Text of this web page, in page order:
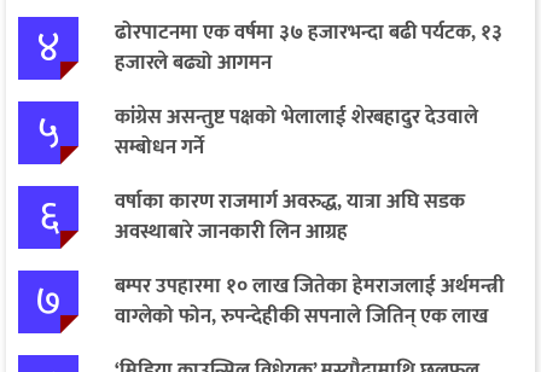
४
ढोरपाटनमा एक वर्षमा ३७ हजारभन्दा बढी पर्यटक, १३
हजारले बढ्यो आगमन
५
कांग्रेस असन्तुष्ट पक्षको भेलालाई शेरबहादुर देउवाले
सम्बोधन गर्ने
६
वर्षाका कारण राजमार्ग अवरुद्ध, यात्रा अघि सडक
अवस्थाबारे जानकारी लिन आग्रह
७
बम्पर उपहारमा १० लाख जितेका हेमराजलाई अर्थमन्त्री
वाग्लेको फोन, रुपन्देहीकी सपनाले जितिन् एक लाख